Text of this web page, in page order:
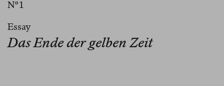
Nº 1
Essay
Das Ende der gelben Zeit